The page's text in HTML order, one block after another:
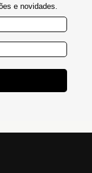
e novidades.